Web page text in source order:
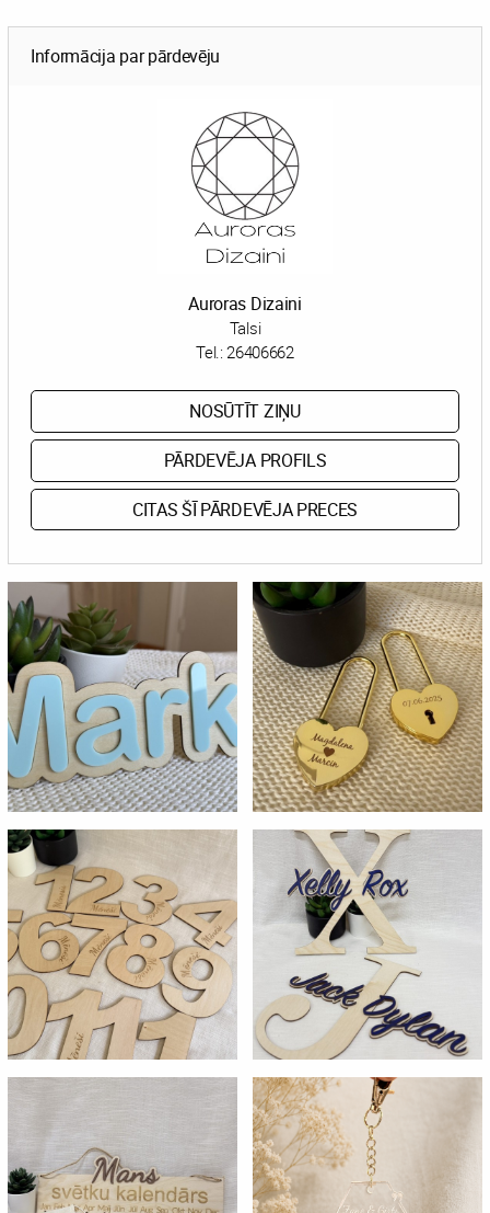
Informācija par pārdevēju
Auroras Dizaini
Talsi
Tel.:26406662
NOSŪTĪT ZIŅU
PĀRDEVĒJA PROFILS
CITAS ŠĪ PĀRDEVĒJA PRECES